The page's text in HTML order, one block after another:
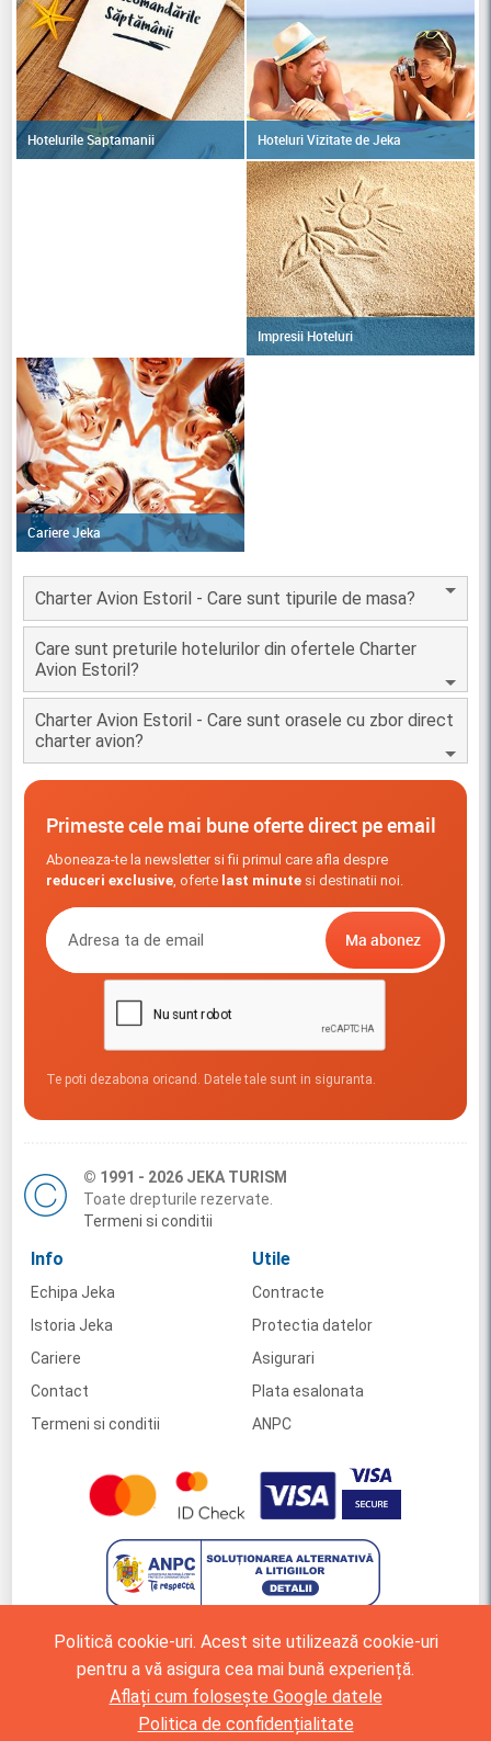
Politică cookie-uri. Acest site utilizează cookie-uri
pentru a vă asigura cea mai bună experiență.
Aflați cum folosește Google datele
Politica de confidențialitate
Hotelurile Saptamanii Hoteluri Vizitate de Jeka
Impresii Hoteluri
Cariere Jeka
Charter Avion Estoril - Care sunt tipurile de masa?
Care sunt preturile hotelurilor din ofertele Charter
Avion Estoril?
Charter Avion Estoril - Care sunt orasele cu zbor direct
charter avion?
Primeste cele mai bune oferte direct pe email
Aboneaza-te la newsletter si fii primul care afla despre
reduceri exclusive, oferte last minutesi destinatii noi.
Te poti dezabona oricand. Datele tale sunt in siguranta.
© 1991 - 2026 JEKA TURISM
Toate drepturile rezervate.
Termeni si conditii
Info
Echipa Jeka
Istoria Jeka
Cariere
Contact
Termeni si conditii
Utile
Contracte
Protectia datelor
Asigurari
Plata esalonata
ANPC